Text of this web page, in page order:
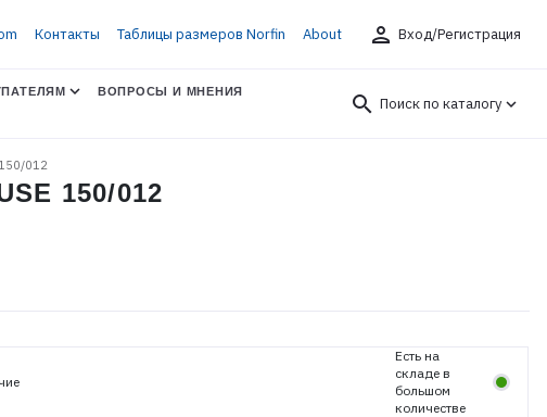
Контакты Таблицы размеров Norfin About person Вход/Регистрация
ВОПРОСЫ И МНЕНИЯ
search Поиск по каталогу
150/012
150/012
Есть на
складе в
большом
количестве